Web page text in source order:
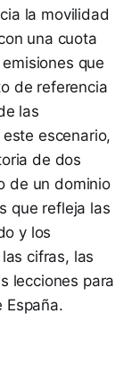
la movilidad
una cuota
que
de referencia
las
escenario,
de dos
de un dominio
que refleja las
y los
cifras, las
lecciones para
España.